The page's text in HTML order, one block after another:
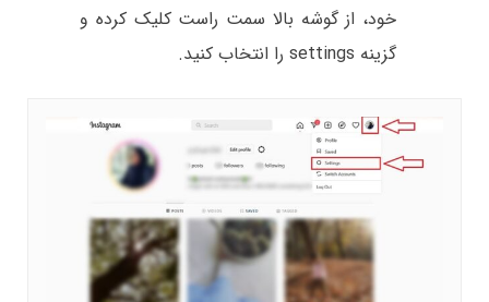
خود، از گوشه بالا سمت راست کلیک کرده و
گزینه settings را انتخاب کنید.